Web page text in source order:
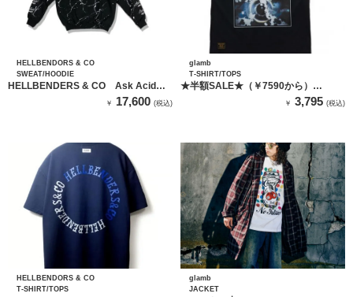
HELLBENDORS & CO
SWEAT/HOODIE
HELLBENDERS & CO Ask Acid
￥ 17,600 (税込)
glamb
T-SHIRT/TOPS
★半額SALE★（￥7590から）
GB0221 / JK03 : glamb Gojo T / グラ
￥ 3,795 (税込)
HELLBENDORS & CO
T-SHIRT/TOPS
glamb
JACKET